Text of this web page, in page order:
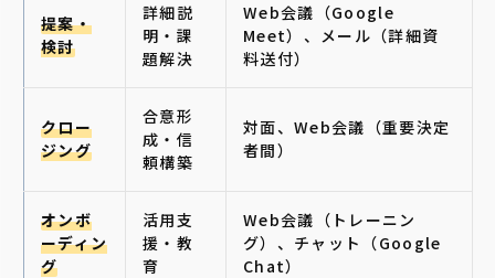
提案・
検討
詳細説
明・課
題解決
Web会議（Google
Meet）、メール（詳細資
料送付）
クロー
ジング
合意形
成・信
頼構築
対面、Web会議（重要決定
者間）
オンボ
ーディン
グ
活用支
援・教
育
Web会議（トレーニン
グ）、チャット（Google
Chat）